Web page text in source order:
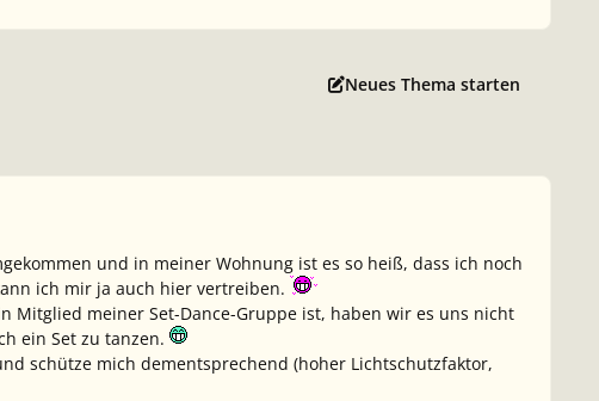
Neues Thema starten
und in meiner Wohnung ist es so heiß, dass ich noch
ich mir ja auch hier vertreiben.
Mitglied meiner Set-Dance-Gruppe ist, haben wir es uns nicht
ein Set zu tanzen.
schütze mich dementsprechend (hoher Lichtschutzfaktor,